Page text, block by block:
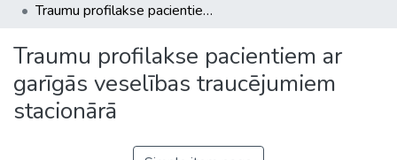
Traumu profilakse pacientiem ar garīgās veselības traucējumiem stacionārā
Traumu profilakse pacientiem ar
garīgās veselības traucējumiem
stacionārā